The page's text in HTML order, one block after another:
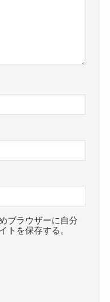
ブラウザーに自分
トを保存する。